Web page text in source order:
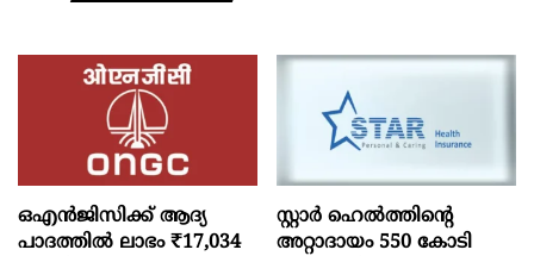
ഒഎന്‍ജിസിക്ക് ആദ്യ
പാദത്തില്‍ ലാഭം ₹17,034
സ്റ്റാർ ഹെൽത്തിന്റെ
അറ്റാദായം 550 കോടി